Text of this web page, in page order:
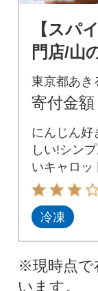
【スパ
門店/山
にんじ
のため
東京都あき
寄付金額
にんじん好
しい!シン
いキャロッ
冷凍
※現時点で
います。